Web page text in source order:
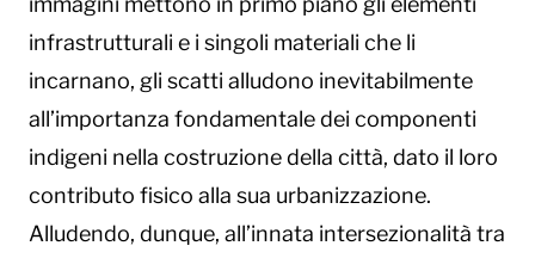
infrastrutturali e i singoli materiali che li
incarnano, gli scatti alludono inevitabilmente
all’importanza fondamentale dei componenti
indigeni nella costruzione della città, dato il loro
contributo fisico alla sua urbanizzazione.
Alludendo, dunque, all’innata intersezionalità tra